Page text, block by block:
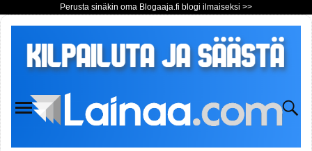
Perusta sinäkin oma Blogaaja.fi blogi ilmaiseksi >>